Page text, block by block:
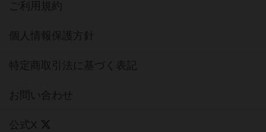
ご利用規約
個人情報保護方針
特定商取引法に基づく表記
お問い合わせ
公式X